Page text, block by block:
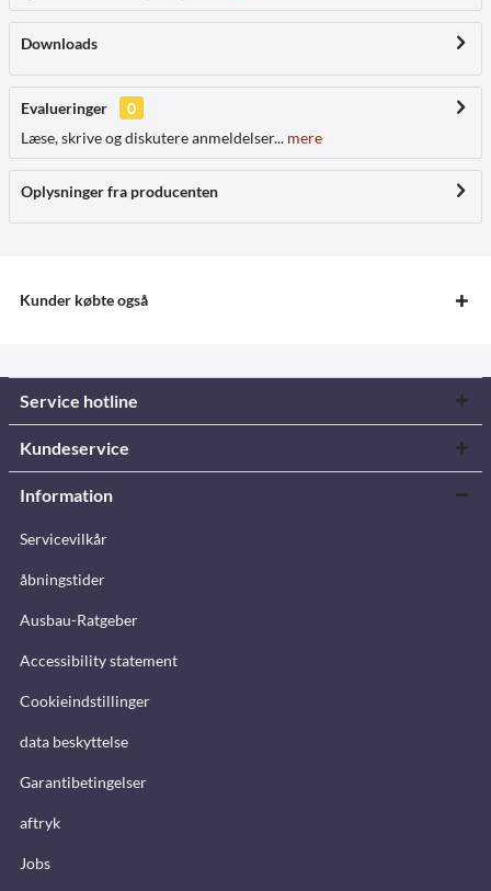
Downloads
Evalueringer
0
Læse, skrive og diskutere anmeldelser... mere
Oplysninger fra producenten
Kunder købte også
Service hotline
Kundeservice
Information
Servicevilkår
åbningstider
Ausbau-Ratgeber
Accessibility statement
Cookieindstillinger
data beskyttelse
Garantibetingelser
aftryk
Jobs